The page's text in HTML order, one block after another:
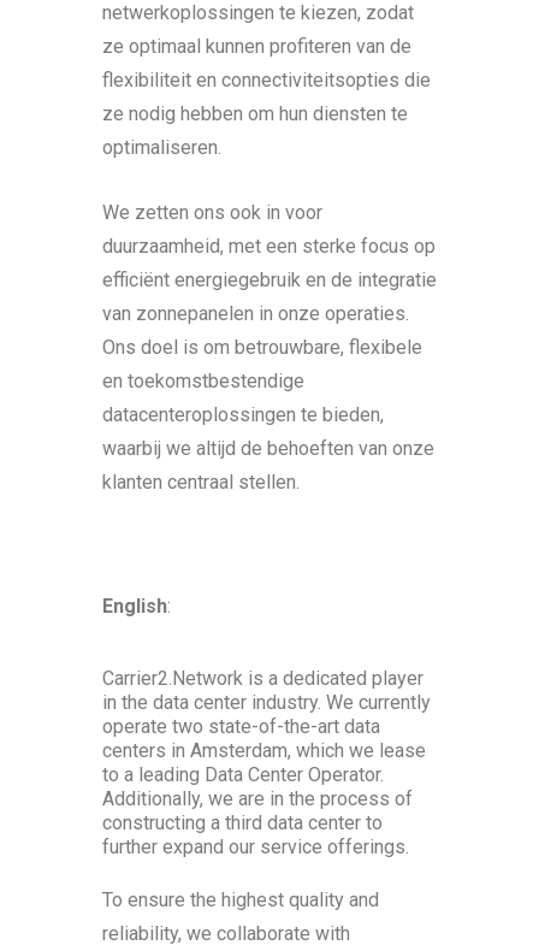
netwerkoplossingen te kiezen, zodat
ze optimaal kunnen profiteren van de
flexibiliteit en connectiviteitsopties die
ze nodig hebben om hun diensten te
optimaliseren.
We zetten ons ook in voor
duurzaamheid, met een sterke focus op
efficiënt energiegebruik en de integratie
van zonnepanelen in onze operaties.
Ons doel is om betrouwbare, flexibele
en toekomstbestendige
datacenteroplossingen te bieden,
waarbij we altijd de behoeften van onze
klanten centraal stellen.
English:
Carrier2.Network is a dedicated player
in the data center industry. We currently
operate two state-of-the-art data
centers in Amsterdam, which we lease
to a leading Data Center Operator.
Additionally, we are in the process of
constructing a third data center to
further expand our service offerings.
To ensure the highest quality and
reliability, we collaborate with